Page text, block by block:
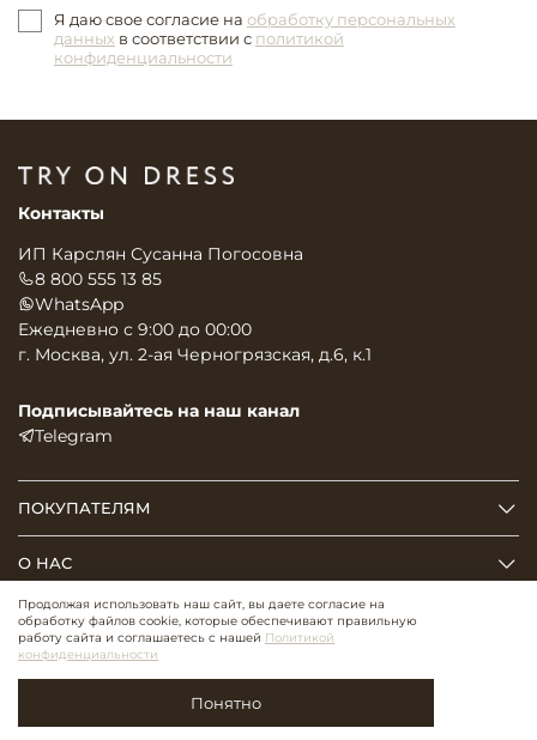
В корзину
Я даю свое согласие на обработку персональных
данных в соответствии с политикой
конфиденциальности
ПОКУПАТЕЛЯМ
О НАС
Контакты
ИП Карслян Сусанна Погосовна
8 800 555 13 85
WhatsApp
Ежедневно с 9:00 до 00:00
г. Москва, ул. 2-ая Черногрязская, д.6, к.1
Подписывайтесь на наш канал
Telegram
2026 ©TRY ON DRESS. ВСЕ ПРАВА ЗАЩИЩЕНЫ
Продолжая использовать наш сайт, вы даете согласие на
обработку файлов cookie, которые обеспечивают правильную
работу сайта и соглашаетесь с нашей Политикой
конфиденциальности
Понятно